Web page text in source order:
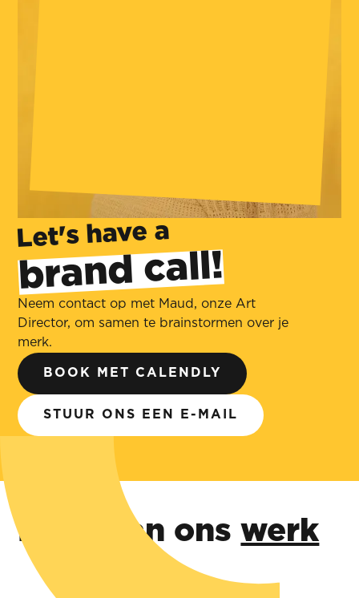
Let's have a
‍brand call!
Neem contact op met Maud, onze Art
Director, om samen te brainstormen over je
merk.
BOOK MET CALENDLY
STUUR ONS EEN E-MAIL
Meer van onswerk